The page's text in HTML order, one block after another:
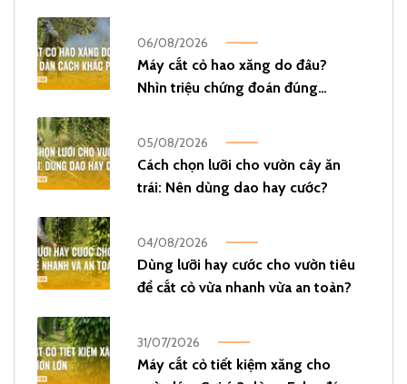
06/08/2026
Máy cắt cỏ hao xăng do đâu?
Nhìn triệu chứng đoán đúng
05/08/2026
Cách chọn lưỡi cho vườn cây ăn
trái: Nên dùng dao hay cước?
04/08/2026
Dùng lưỡi hay cước cho vườn tiêu
để cắt cỏ vừa nhanh vừa an toàn?
31/07/2026
Máy cắt cỏ tiết kiệm xăng cho